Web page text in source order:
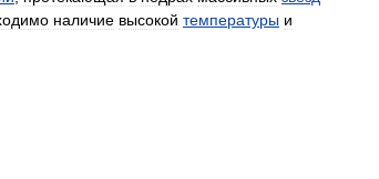
наличие высокой температуры и